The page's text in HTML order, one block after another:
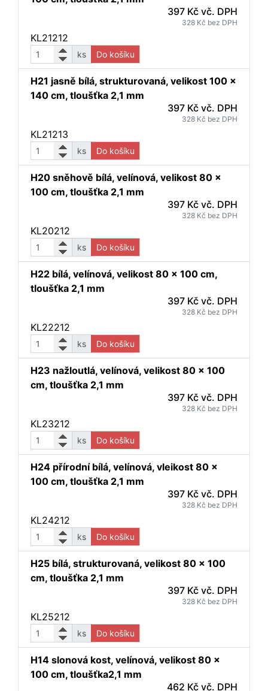
397 Kč vč. DPH
328 Kč bez DPH
KL21212
ks Do košíku
H21 jasně bílá, strukturovaná, velikost 100 x
140 cm, tloušťka 2,1 mm
397 Kč vč. DPH
328 Kč bez DPH
KL21213
ks Do košíku
H20 sněhově bílá, velínová, velikost 80 x
100 cm, tloušťka 2,1 mm
397 Kč vč. DPH
328 Kč bez DPH
KL20212
ks Do košíku
H22 bílá, velínová, velikost 80 x 100 cm,
tloušťka 2,1 mm
397 Kč vč. DPH
328 Kč bez DPH
KL22212
ks Do košíku
H23 nažloutlá, velínová, velikost 80 x 100
cm, tloušťka 2,1 mm
397 Kč vč. DPH
328 Kč bez DPH
KL23212
ks Do košíku
H24 přírodní bílá, velínová, vleikost 80 x
100 cm, tloušťka 2,1 mm
397 Kč vč. DPH
328 Kč bez DPH
KL24212
ks Do košíku
H25 bílá, strukturovaná, velikost 80 x 100
cm, tloušťka 2,1 mm
397 Kč vč. DPH
328 Kč bez DPH
KL25212
ks Do košíku
H14 slonová kost, velínová, velikost 80 x
100 cm, tloušťka2,1 mm
462 Kč vč. DPH